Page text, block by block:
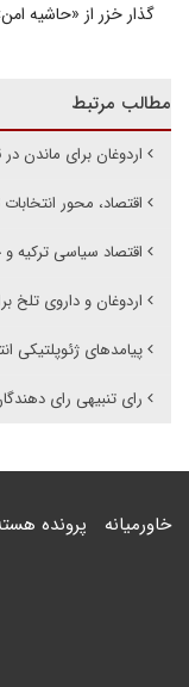
گذار خزر از «حاشیه
مطالب مرتبط
اردوغان برای ماندن
اقتصاد، محور انتخابات
اقتصاد سیاسی ترکیه و
اردوغان و داروی تلخ
پیامدهای ژئوپلتیکی
رای تنبیهی رای
خاورمیانه پرونده